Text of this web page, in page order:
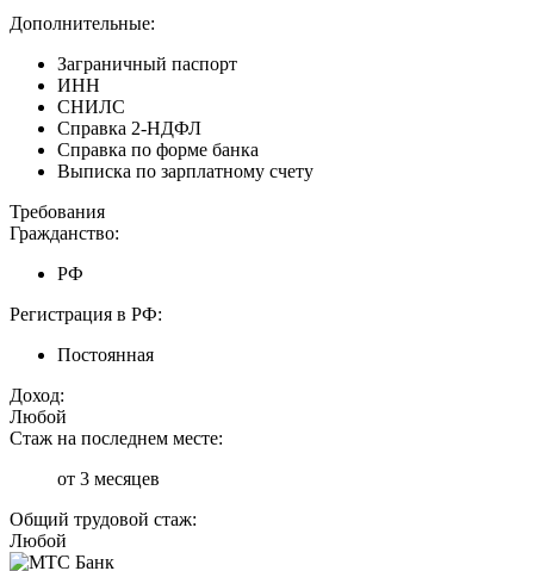
Дополнительные:
Заграничный паспорт
ИНН
СНИЛС
Справка 2-НДФЛ
Справка по форме банка
Выписка по зарплатному счету
Требования
Гражданство:
РФ
Регистрация в РФ:
Постоянная
Доход:
Любой
Стаж на последнем месте:
от 3 месяцев
Общий трудовой стаж:
Любой